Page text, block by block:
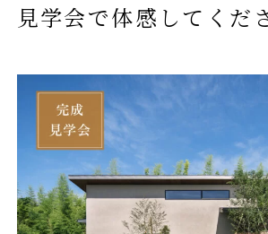
見学会で体感してくだ